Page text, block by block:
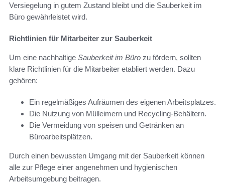
Versiegelung in gutem Zustand bleibt und die Sauberkeit im
Büro gewährleistet wird.
Richtlinien für Mitarbeiter zur Sauberkeit
Um eine nachhaltige Sauberkeit im Büro zu fördern, sollten
klare Richtlinien für die Mitarbeiter etabliert werden. Dazu
gehören:
Ein regelmäßiges Aufräumen des eigenen Arbeitsplatzes.
Die Nutzung von Mülleimern und Recycling-Behältern.
Die Vermeidung von speisen und Getränken an
Büroarbeitsplätzen.
Durch einen bewussten Umgang mit der Sauberkeit können
alle zur Pflege einer angenehmen und hygienischen
Arbeitsumgebung beitragen.